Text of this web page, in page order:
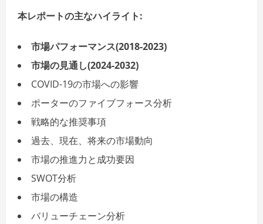
本レポートの主なハイライト:
市場パフォーマンス(2018-2023)
市場の見通し(2024-2032)
COVID-19の市場への影響
ポーターのファイブフォース分析
戦略的な推奨事項
過去、現在、将来の市場動向
市場の推進力と成功要因
SWOT分析
市場の構造
バリューチェーン分析